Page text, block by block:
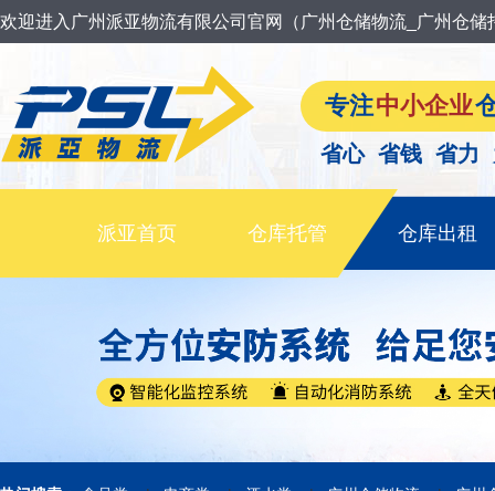
欢迎进入广州派亚物流有限公司官网（广州仓储物流_广州仓
专注中小企业
省心 省钱 省力
派亚首页 仓库托管 仓库出租